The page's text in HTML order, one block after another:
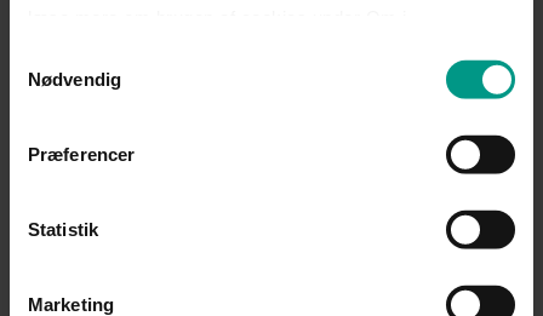
behandling af personoplysninger.
Nødvendig
Præferencer
Statistik
Marketing
Del:
Nyheder